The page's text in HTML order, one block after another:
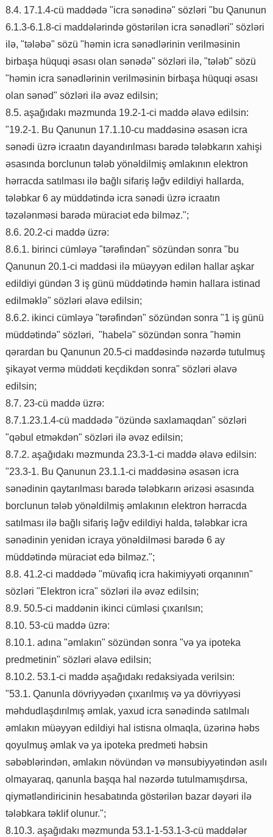
8.4. 17.1.4-cü maddədə "icra sənədinə" sözləri "bu Qanunun
6.1.3-6.1.8-ci maddələrində göstərilən icra sənədləri" sözləri
ilə, "tələbə" sözü "həmin icra sənədlərinin verilməsinin
birbaşa hüquqi əsası olan sənədə" sözləri ilə, "tələb" sözü
"həmin icra sənədlərinin verilməsinin birbaşa hüquqi əsası
olan sənəd" sözləri ilə əvəz edilsin;
8.5. aşağıdakı məzmunda 19.2-1-ci maddə əlavə edilsin:
"19.2-1. Bu Qanunun 17.1.10-cu maddəsinə əsasən icra
sənədi üzrə icraatın dayandırılması barədə tələbkarın xahişi
əsasında borclunun tələb yönəldilmiş əmlakının elektron
hərracda satılması ilə bağlı sifariş ləğv edildiyi hallarda,
tələbkar 6 ay müddətində icra sənədi üzrə icraatın
təzələnməsi barədə müraciət edə bilməz.";
8.6. 20.2-ci maddə üzrə:
8.6.1. birinci cümləyə "tərəfindən" sözündən sonra "bu
Qanunun 20.1-ci maddəsi ilə müəyyən edilən hallar aşkar
edildiyi gündən 3 iş günü müddətində həmin hallara istinad
edilməklə" sözləri əlavə edilsin;
8.6.2. ikinci cümləyə "tərəfindən" sözündən sonra "1 iş günü
müddətində" sözləri, "habelə" sözündən sonra "həmin
qərardan bu Qanunun 20.5-ci maddəsində nəzərdə tutulmuş
şikayət vermə müddəti keçdikdən sonra" sözləri əlavə
edilsin;
8.7. 23-cü maddə üzrə:
8.7.1.23.1.4-cü maddədə "özündə saxlamaqdan" sözləri
"qəbul etməkdən" sözləri ilə əvəz edilsin;
8.7.2. aşağıdakı məzmunda 23.3-1-ci maddə əlavə edilsin:
"23.3-1. Bu Qanunun 23.1.1-ci maddəsinə əsasən icra
sənədinin qaytarılması barədə tələbkarın ərizəsi əsasında
borclunun tələb yönəldilmiş əmlakının elektron hərracda
satılması ilə bağlı sifariş ləğv edildiyi halda, tələbkar icra
sənədinin yenidən icraya yönəldilməsi barədə 6 ay
müddətində müraciət edə bilməz.";
8.8. 41.2-ci maddədə "müvafiq icra hakimiyyəti orqanının"
sözləri "Elektron icra" sözləri ilə əvəz edilsin;
8.9. 50.5-ci maddənin ikinci cümləsi çıxarılsın;
8.10. 53-cü maddə üzrə:
8.10.1. adına "əmlakın" sözündən sonra "və ya ipoteka
predmetinin" sözləri əlavə edilsin;
8.10.2. 53.1-ci maddə aşağıdakı redaksiyada verilsin:
"53.1. Qanunla dövriyyədən çıxarılmış və ya dövriyyəsi
məhdudlaşdırılmış əmlak, yaxud icra sənədində satılmalı
əmlakın müəyyən edildiyi hal istisna olmaqla, üzərinə həbs
qoyulmuş əmlak və ya ipoteka predmeti həbsin
səbəblərindən, əmlakın növündən və mənsubiyyətindən asılı
olmayaraq, qanunla başqa hal nəzərdə tutulmamışdırsa,
qiymətləndiricinin hesabatında göstərilən bazar dəyəri ilə
tələbkara təklif olunur.";
8.10.3. aşağıdakı məzmunda 53.1-1-53.1-3-cü maddələr